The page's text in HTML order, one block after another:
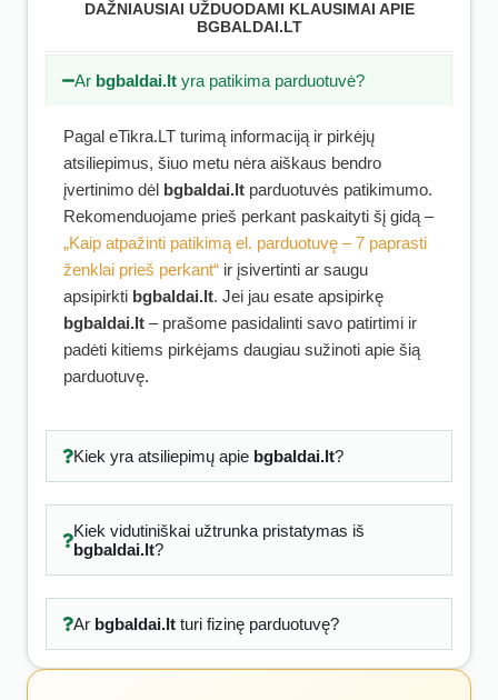
DAŽNIAUSIAI UŽDUODAMI KLAUSIMAI APIE
BGBALDAI.LT
Ar bgbaldai.lt yra patikima parduotuvė?
Pagal eTikra.LT turimą informaciją ir pirkėjų
atsiliepimus, šiuo metu nėra aiškaus bendro
įvertinimo dėl bgbaldai.lt parduotuvės patikimumo.
Rekomenduojame prieš perkant paskaityti šį gidą –
„Kaip atpažinti patikimą el. parduotuvę – 7 paprasti
ženklai prieš perkant“ ir įsivertinti ar saugu
apsipirkti bgbaldai.lt. Jei jau esate apsipirkę
bgbaldai.lt – prašome pasidalinti savo patirtimi ir
padėti kitiems pirkėjams daugiau sužinoti apie šią
parduotuvę.
Kiek yra atsiliepimų apie bgbaldai.lt?
Kiek vidutiniškai užtrunka pristatymas iš
bgbaldai.lt?
Ar bgbaldai.ltturi fizinę parduotuvę?